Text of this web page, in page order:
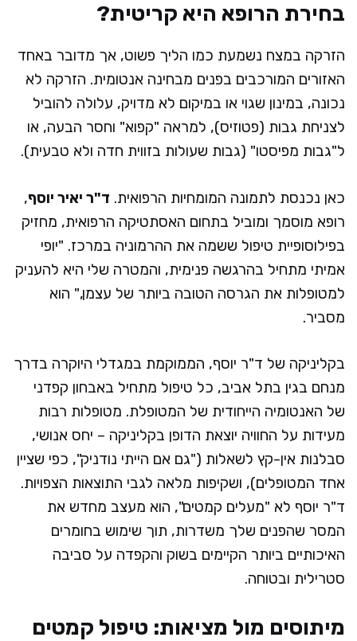
בחירת הרופא היא קריטית?
הזרקה במצח נשמעת כמו הליך פשוט, אך מדובר באחד
האזורים המורכבים בפנים מבחינה אנטומית. הזרקה לא
נכונה, במינון שגוי או במיקום לא מדויק, עלולה להוביל
לצניחת גבות (פטוזיס), למראה "קפוא" וחסר הבעה, או
ל"גבות מפיסטו" (גבות שעולות בזווית חדה ולא טבעית).
כאן נכנסת לתמונה המומחיות הרפואית. ד"ר יאיר יוסף,
רופא מוסמך ומוביל בתחום האסתטיקה הרפואית, מחזיק
בפילוסופיית טיפול ששמה את ההרמוניה במרכז. "יופי
אמיתי מתחיל בהרגשה פנימית, והמטרה שלי היא להעניק
למטופלות את הגרסה הטובה ביותר של עצמן," הוא
מסביר.
בקליניקה של ד"ר יוסף, הממוקמת במגדלי היוקרה בדרך
מנחם בגין בתל אביב, כל טיפול מתחיל באבחון קפדני
של האנטומיה הייחודית של המטופלת. מטופלות רבות
מעידות על החוויה יוצאת הדופן בקליניקה – יחס אנושי,
סבלנות אין-קץ לשאלות ("גם אם הייתי נודניק", כפי שציין
אחד המטופלים), ושקיפות מלאה לגבי התוצאות הצפויות.
ד"ר יוסף לא "מעלים קמטים", הוא מעצב מחדש את
המסר שהפנים שלך משדרות, תוך שימוש בחומרים
האיכותיים ביותר הקיימים בשוק והקפדה על סביבה
סטרילית ובטוחה.
מיתוסים מול מציאות: טיפול קמטים